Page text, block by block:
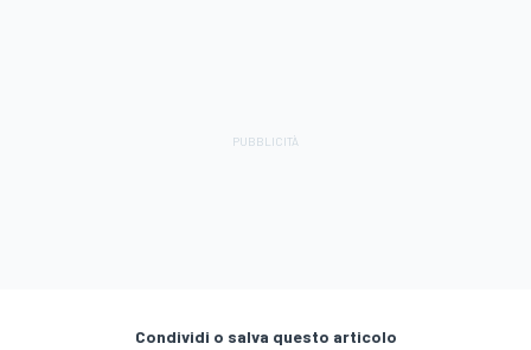
Condividi o salva questo articolo